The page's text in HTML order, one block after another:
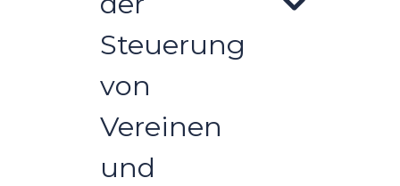
Steuerung
von
Vereinen
und